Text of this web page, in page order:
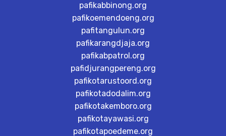
pafikabbinong.org
pafikoemendoeng.org
pafitangulun.org
pafikarangdjaja.org
pafikabpatrol.org
pafidjurangpereng.org
pafikotarustoord.org
pafikotadodalim.org
pafikotakemboro.org
pafikotayawasi.org
pafikotapoedeme.org